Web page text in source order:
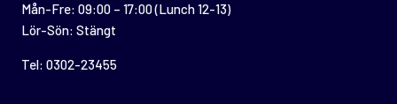
Mån-Fre: 09:00 – 17:00 (Lunch 12-13)
Lör-Sön: Stängt
Tel: 0302-23455